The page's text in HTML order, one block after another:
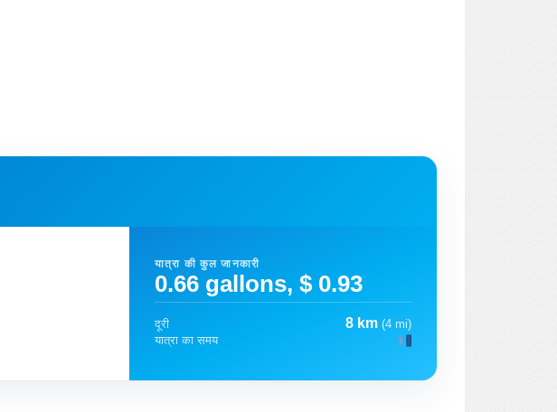
यात्रा की कुल जानकारी
0.66 gallons, $ 0.93
दूरी 8 km (4 mi)
यात्रा का समय